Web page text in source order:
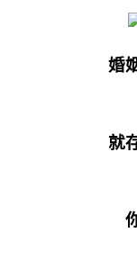
婚
就